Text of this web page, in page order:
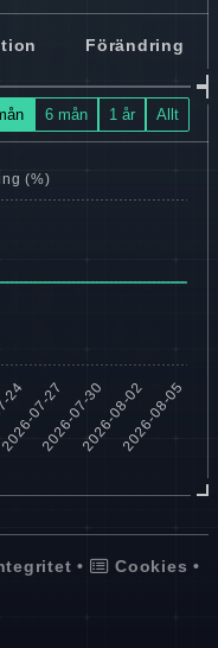
Förändring
6 mån 1 år Allt
• Cookies •